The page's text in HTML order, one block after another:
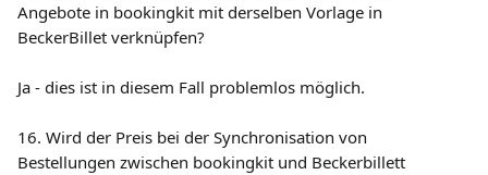
Angebote in bookingkit mit derselben Vorlage in
BeckerBillet verknüpfen?
Ja - dies ist in diesem Fall problemlos möglich.
16. Wird der Preis bei der Synchronisation von
Bestellungen zwischen bookingkit und Beckerbillett